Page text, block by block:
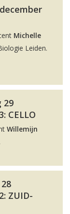
Michelle
Leiden.
29
CELLO
Willemijn
ZUID-